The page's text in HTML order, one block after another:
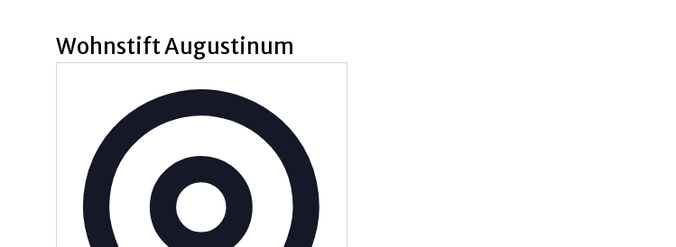
Wohnstift Augustinum